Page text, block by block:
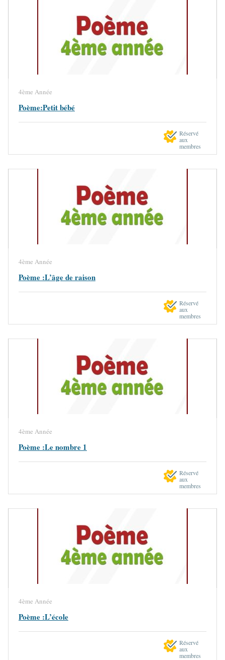
4ème Année
Poème:Petit bébé
Réservé
aux
membres
4ème Année
Poème :L’âge de raison
Réservé
aux
membres
4ème Année
Poème :Le nombre 1
Réservé
aux
membres
4ème Année
Poème :L’école
Réservé
aux
membres